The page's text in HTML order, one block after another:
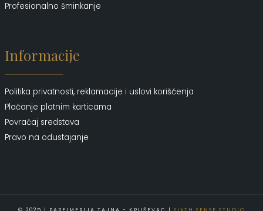
Profesionalno šminkanje
Informacije
Politika privatnosti, reklamacije i uslovi korišćenja
Plaćanje platnim karticama
Povraćaj sredstava
Pravo na odustajanje